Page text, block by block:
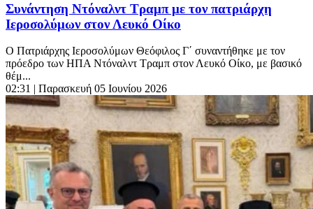
Συνάντηση Ντόναλντ Τραμπ με τον πατριάρχη
Ιεροσολύμων στον Λευκό Οίκο
Ο Πατριάρχης Ιεροσολύμων Θεόφιλος Γ΄ συναντήθηκε με τον
πρόεδρο των ΗΠΑ Ντόναλντ Τραμπ στον Λευκό Οίκο, με βασικό
θέμ...
02:31 | Παρασκευή 05 Ιουνίου 2026